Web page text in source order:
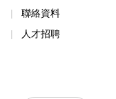
聯絡資料
人才招聘